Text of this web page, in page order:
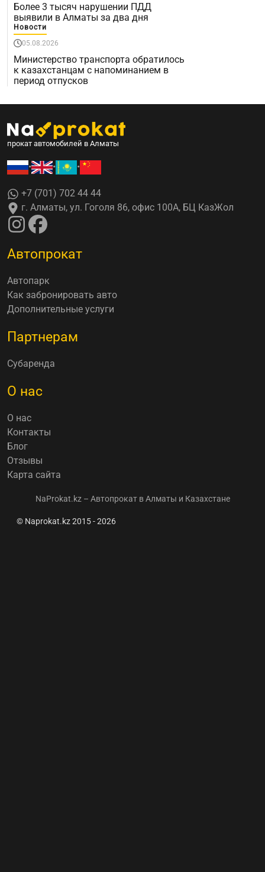
Более 3 тысяч нарушении ПДД
выявили в Алматы за два дня
Новости
05.08.2026
Министерство транспорта обратилось
к казахстанцам с напоминанием в
период отпусков
прокат автомобилей в Алматы
• • •
+7 (701) 702 44 44
г. Алматы, ул. Гоголя 86, офис 100А, БЦ КазЖол
Автопрокат
Автопарк
Как забронировать авто
Дополнительные услуги
Партнерам
Субаренда
О нас
О нас
Контакты
Блог
Отзывы
Карта сайта
NaProkat.kz – Автопрокат в Алматы и Казахстане
© Naprokat.kz 2015 - 2026